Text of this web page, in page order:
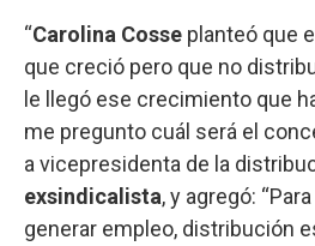
“Carolina Cosse planteó que
que creció pero que no
le llegó ese crecimiento que
me pregunto cuál será el
a vicepresidenta de la
exsindicalista, y agregó:
generar empleo, distribución